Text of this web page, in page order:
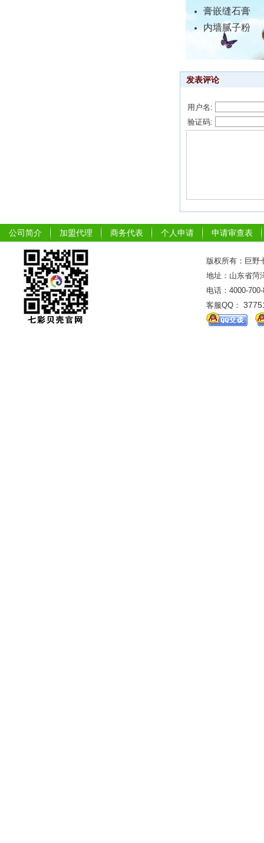
膏嵌缝石膏
内墙腻子粉
发表评论
用户名:
验证码:
公司简介 加盟代理 商务代表 个人申请 申请审查表
版权所有：巨野
地址：山东省菏
电话：4000-
客服QQ：